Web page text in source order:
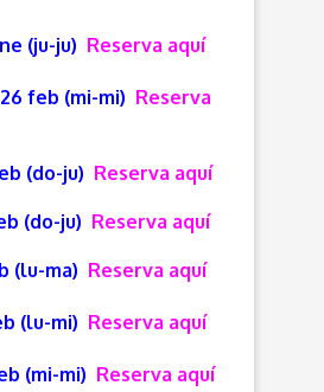
(ju-ju) Reserva aquí
feb (mi-mi) Reserva
(do-ju) Reserva aquí
(do-ju) Reserva aquí
(lu-ma) Reserva aquí
(lu-mi) Reserva aquí
(mi-mi) Reserva aquí